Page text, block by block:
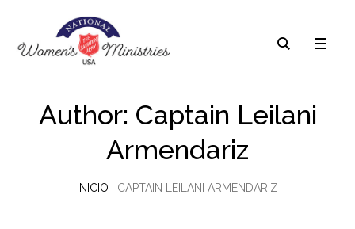
Author: Captain Leilani
Armendariz
INICIO | CAPTAIN LEILANI ARMENDARIZ